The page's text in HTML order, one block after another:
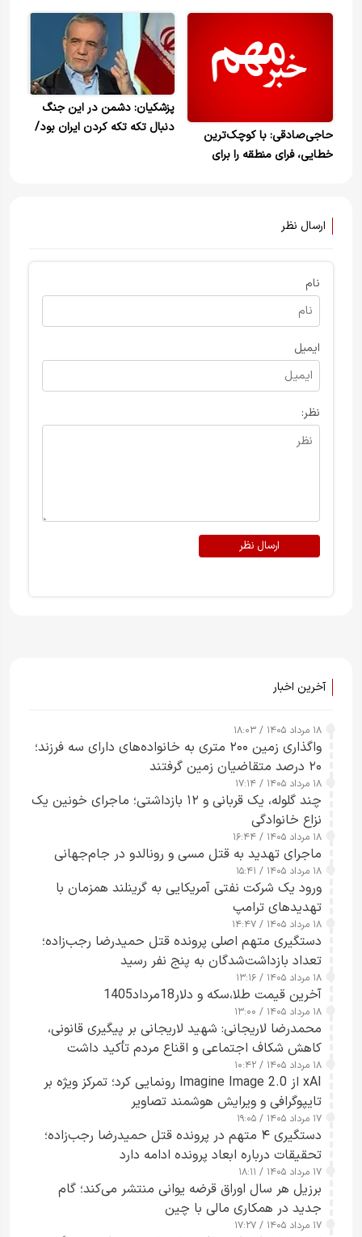
پس در جلسات دیپلماسی
نگویید ما می‌خواهیم جنگ را
تمام کنیم
حاجی‌صادقی: با کوچک‌ترین
خطایی، فرای منطقه را برای
پزشکیان: دشمن در این جنگ
دنبال تکه تکه کردن ایران بود/
ارسال نظر
نام
ایمیل
نظر:
ارسال نظر
آخرین اخبار
۱۸ مرداد ۱۴۰۵ / ۱۸:۰۳
واگذاری زمین ۲۰۰ متری به خانواده‌های دارای سه فرزند؛
۲۰ درصد متقاضیان زمین گرفتند
۱۸ مرداد ۱۴۰۵ / ۱۷:۱۴
چند گلوله، یک قربانی و ۱۲ بازداشتی؛ ماجرای خونین یک
نزاع خانوادگی
۱۸ مرداد ۱۴۰۵ / ۱۶:۴۴
ماجرای تهدید به قتل مسی و رونالدو در جام‌جهانی
۱۸ مرداد ۱۴۰۵ / ۱۵:۴۱
ورود یک شرکت نفتی آمریکایی به گرینلند همزمان با
تهدیدهای ترامپ
۱۸ مرداد ۱۴۰۵ / ۱۴:۴۷
دستگیری متهم اصلی پرونده قتل حمیدرضا رجب‌زاده؛
تعداد بازداشت‌شدگان به پنج نفر رسید
۱۸ مرداد ۱۴۰۵ / ۱۳:۱۶
آخرین قیمت طلا،سکه و دلار18مرداد1405
۱۸ مرداد ۱۴۰۵ / ۱۳:۰۰
محمدرضا لاریجانی: شهید لاریجانی بر پیگیری قانونی،
کاهش شکاف اجتماعی و اقناع مردم تأکید داشت
۱۸ مرداد ۱۴۰۵ / ۱۰:۴۲
xAI از Imagine Image 2.0 رونمایی کرد؛ تمرکز ویژه بر
تایپوگرافی و ویرایش هوشمند تصاویر
۱۷ مرداد ۱۴۰۵ / ۱۹:۰۵
دستگیری ۴ متهم در پرونده قتل حمیدرضا رجب‌زاده؛
تحقیقات درباره ابعاد پرونده ادامه دارد
۱۷ مرداد ۱۴۰۵ / ۱۸:۱۱
برزیل هر سال اوراق قرضه یوانی منتشر می‌کند؛ گام
جدید در همکاری مالی با چین
۱۷ مرداد ۱۴۰۵ / ۱۷:۲۷